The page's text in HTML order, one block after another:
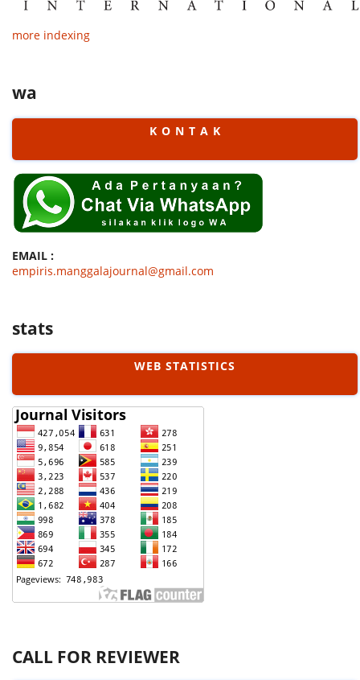
more indexing
wa
K O N T A K
EMAIL :
empiris.manggalajournal@gmail.com
stats
WEB STATISTICS
CALL FOR REVIEWER